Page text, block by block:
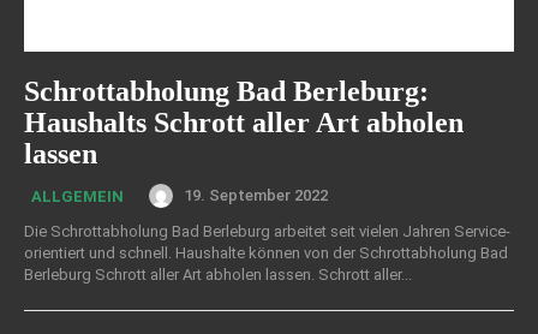
Schrottabholung Bad Berleburg:
Haushalts Schrott aller Art abholen
lassen
ALLGEMEIN
19. September 2022
Die Schrottabholung Bad Berleburg arbeitet seit vielen Jahren Service-
orientiert und schnell. Haushalte können von der Schrottabholung Bad
Berleburg Schrott aller Art abholen lassen. Schrott aller...